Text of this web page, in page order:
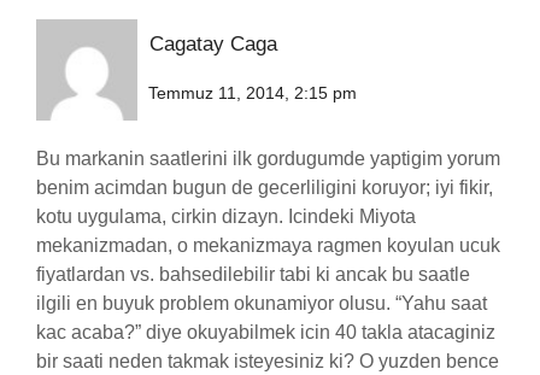
Cagatay Caga
Temmuz 11, 2014, 2:15 pm
Bu markanin saatlerini ilk gordugumde yaptigim yorum
benim acimdan bugun de gecerliligini koruyor; iyi fikir,
kotu uygulama, cirkin dizayn. Icindeki Miyota
mekanizmadan, o mekanizmaya ragmen koyulan ucuk
fiyatlardan vs. bahsedilebilir tabi ki ancak bu saatle
ilgili en buyuk problem okunamiyor olusu. “Yahu saat
kac acaba?” diye okuyabilmek icin 40 takla atacaginiz
bir saati neden takmak isteyesiniz ki? O yuzden bence